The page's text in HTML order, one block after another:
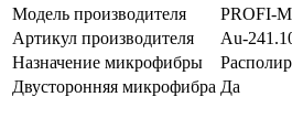
Модель производителя
PROFI-
Артикул производителя
Au-
Назначение микрофибры
Двусторонняя микрофибра Да